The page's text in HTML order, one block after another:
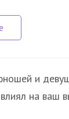
и
на ваш